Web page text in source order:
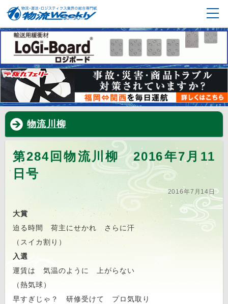
物流川柳
第284回物流川柳 2016年7月11
日号
2016年7月14日
大賞
迫る時間 荷主にせかれ さらに汗
（スイカ割り）
入選
運賃は 気温のように 上がらない
（熱気球）
早すぎじゃ？ 研修受けて プロ気取り